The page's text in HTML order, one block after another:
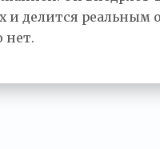
и делится реальным
нет.